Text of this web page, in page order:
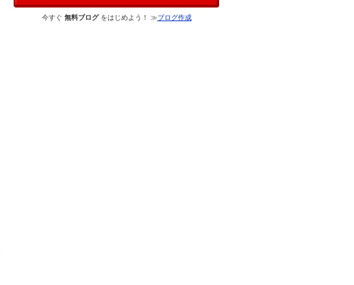
今すぐ 無料ブログをはじめよう！ ≫ブログ作成